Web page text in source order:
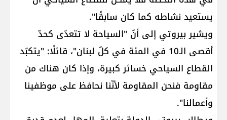
يستعيد نشاطه كما كان سابقًا".
ويشير بيروتي إلى أنّ "السياحة لا تتعدّى كحدّ
أقصى الـ10 في المئة في كلّ لبنان"، قائلًا: "يتكبّد
القطاع السياحي خسائر كبيرة، وإذا كان هناك من
مقاومة فنحن المقاومة لأنّنا نحافظ على موظفينا
وأعمالنا".